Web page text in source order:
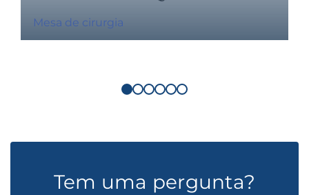
Mesa de cirurgia
Tem uma pergunta?